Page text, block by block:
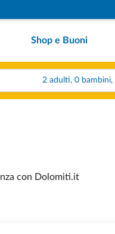
Shop e Buoni
con Dolomiti.it